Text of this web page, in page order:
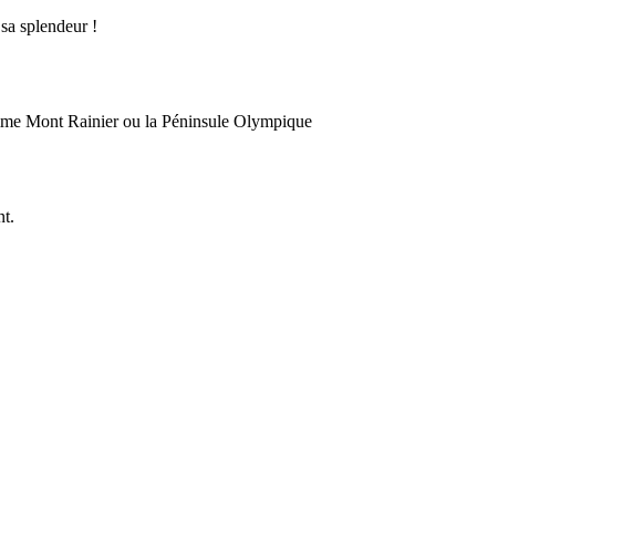
splendeur !
Mont Rainier ou la Péninsule Olympique